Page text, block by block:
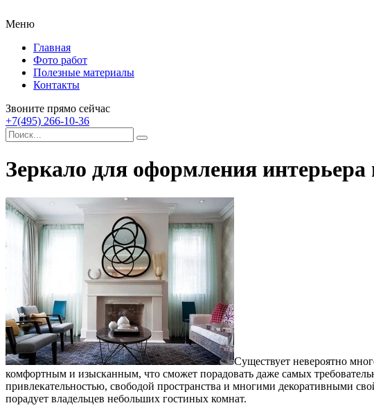
Меню
Главная
Фото работ
Полезные материалы
Контакты
Звоните прямо сейчас
+7(495) 266-10-36
Зеркало для оформления
Существует невероятно
комфортным и изысканным, что сможет порадовать даже самых
привлекательностью, свободой пространства и многими декоративными
порадует владельцев небольших гостиных комнат.